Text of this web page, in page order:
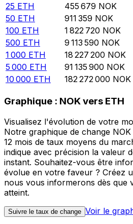
25 ETH 455 679 NOK
50 ETH 911 359 NOK
100 ETH 1 822 720 NOK
500 ETH 9 113 590 NOK
1 000 ETH 18 227 200 NOK
5 000 ETH 91 135 900 NOK
10 000 ETH 182 272 000 NOK
Graphique : NOK vers ETH
Visualisez l'évolution de votre
Notre graphique de change
12 mois de taux moyens du
indique avec précision la valeur
instant. Souhaitez-vous être
évolue en votre faveur ? Créez
nous vous informerons dès que
atteint.
Suivre le taux de change Voir le